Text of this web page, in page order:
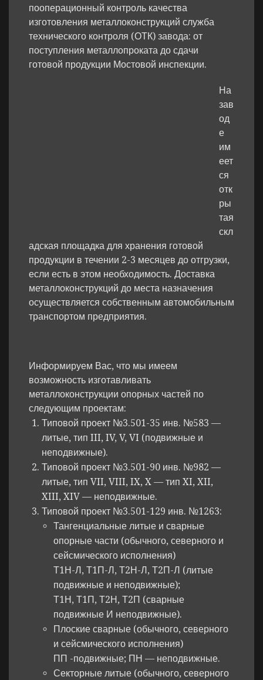
пооперационный контроль качества
изготовления металлоконструкций служба
технического контроля (ОТК) завода: от
поступления металлопроката до сдачи
готовой продукции Мостовой инспекции.
На
зав
од
е
им
еет
ся
отк
ры
тая
скл
адская площадка для хранения готовой
продукции в течении 2-3 месяцев до отгрузки,
если есть в этом необходимость. Доставка
металлоконструкций до места назначения
осуществляется собственным автомобильным
транспортом предприятия.
Информируем Вас, что мы имеем
возможность изготавливать
металлоконструкции опорных частей по
следующим проектам:
Типовой проект №3.501-35 инв. №583 —
литые, тип III, IV, V, VI (подвижные и
неподвижные).
Типовой проект №3.501-90 инв. №982 —
литые, тип VII, VIII, IX, X — тип XI, XII,
XIII, XIV — неподвижные.
Типовой проект №3.501-129 инв. №1263:
Тангенциальные литые и сварные
опорные части (обычного, северного и
сейсмического исполнения)
Т1Н-Л, Т1П-Л, Т2Н-Л, Т2П-Л (литые
подвижные и неподвижные);
Т1Н, Т1П, Т2Н, Т2П (сварные
подвижные И неподвижные).
Плоские сварные (обычного, северного
и сейсмического исполнения)
ПП -подвижные; ПН — неподвижные.
Секторные литые (обычного, северного